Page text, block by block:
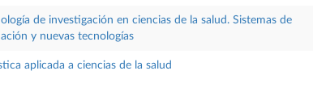
de investigación en ciencias de la salud. Sistemas de
y nuevas tecnologías
aplicada a ciencias de la salud